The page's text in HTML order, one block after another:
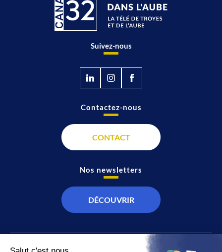
Suivez-nous
Contactez-nous
CONTACT
Nos newsletters
DÉCOUVRIR